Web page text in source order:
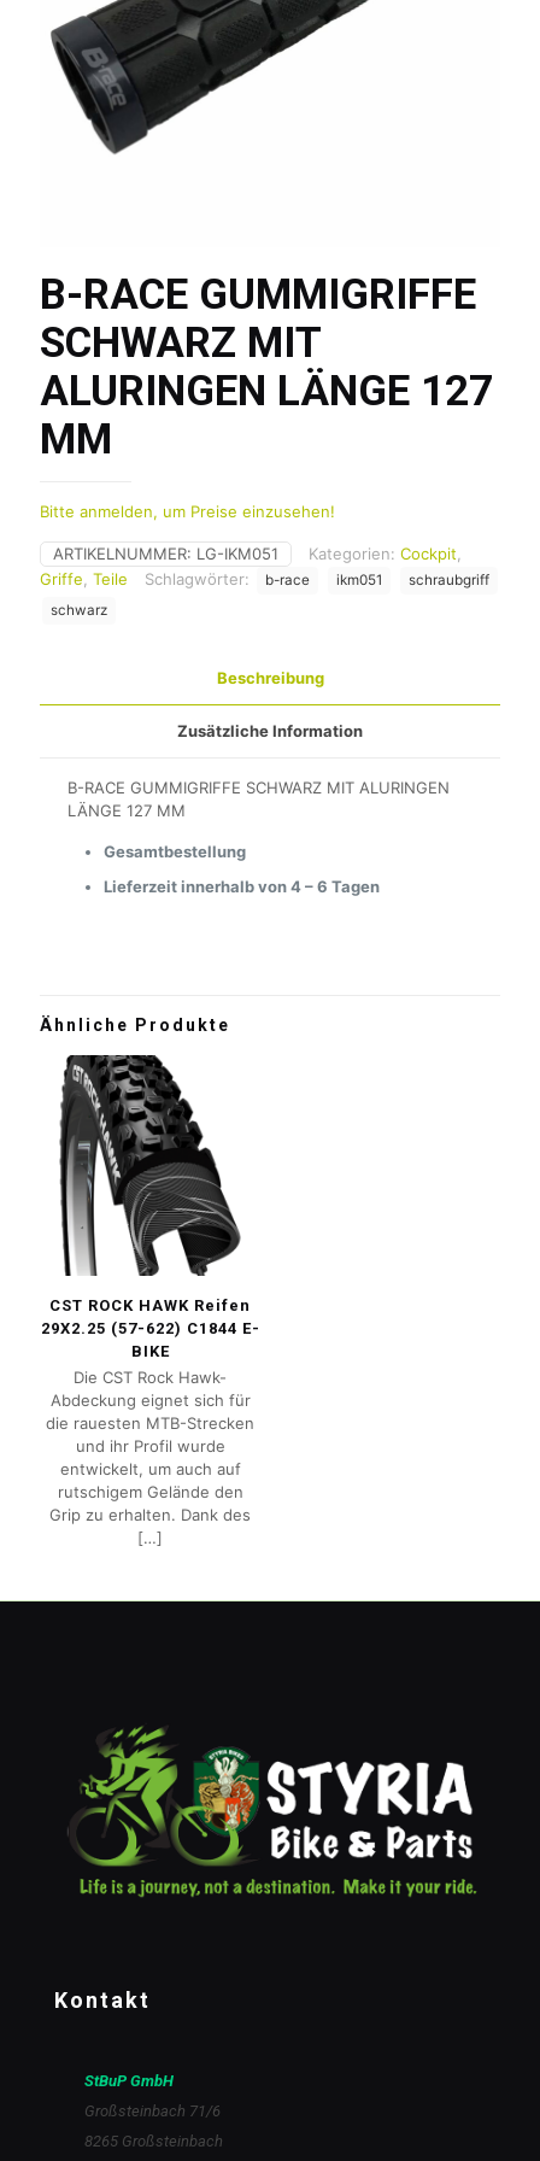
B-RACE GUMMIGRIFFE
SCHWARZ MIT
ALURINGEN LÄNGE 127
MM
Bitte anmelden, um Preise einzusehen!
ARTIKELNUMMER: LG-IKM051 Kategorien: Cockpit
Griffe Teile Schlagwörter: b-race ikm051
schraubgriff
schwarz
Beschreibung
Zusätzliche Information
B-RACE GUMMIGRIFFE SCHWARZ MIT ALURINGEN
LÄNGE 127 MM
Gesamtbestellung
Lieferzeit innerhalb von 4 – 6 Tagen
Ähnliche Produkte
CST ROCK HAWK Reifen
29X2.25 (57-622) C1844 E-
BIKE
Die CST Rock Hawk-
Abdeckung eignet sich für
die rauesten MTB-Strecken
und ihr Profil wurde
entwickelt, um auch auf
rutschigem Gelände den
Grip zu erhalten. Dank des
[…]
Kontakt
StBuP GmbH
Großsteinbach 71/6
8265 Großsteinbach